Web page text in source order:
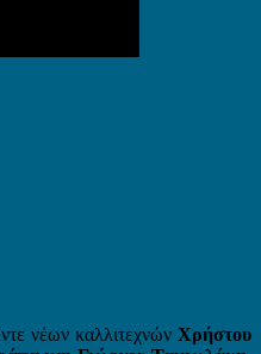
νέων καλλιτεχνών Χρήστου